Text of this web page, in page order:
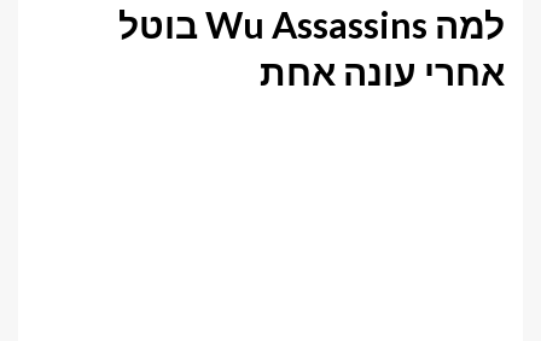
למה Wu Assassins בוטל
אחרי עונה אחת